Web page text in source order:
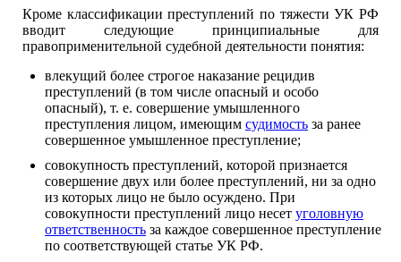
Кроме классификации преступлений по тяжести УК РФ
вводит следующие принципиальные для
правоприменительной судебной деятельности понятия:
влекущий более строгое наказание рецидив
преступлений (в том числе опасный и особо
опасный), т. е. совершение умышленного
преступления лицом, имеющим судимость за ранее
совершенное умышленное преступление;
совокупность преступлений, которой признается
совершение двух или более преступлений, ни за одно
из которых лицо не было осуждено. При
совокупности преступлений лицо несет уголовную
ответственность за каждое совершенное преступление
по соответствующей статье УК РФ.